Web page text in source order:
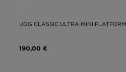
UGG CLASSIC ULTRA MINI PLATFORM
190,00 €